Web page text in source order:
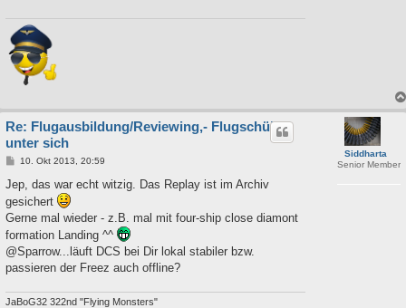
Siddharta
Senior Member
Re: Flugausbildung/Reviewing,- Flugschüler
unter sich
B
i
t
r
a
g
10. Okt 2013, 20:59
Jep, das war echt witzig. Das Replay ist im Archiv
gesichert
Gerne mal wieder - z.B. mal mit four-ship close diamont
formation Landing ^^
@Sparrow...läuft DCS bei Dir lokal stabiler bzw.
passieren der Freez auch offline?
JaBoG32 322nd "Flying Monsters"